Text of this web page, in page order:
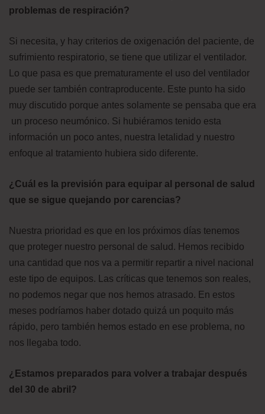
problemas de respiración?
Si necesita, y hay criterios de oxigenación del paciente, de
sufrimiento respiratorio, se tiene que utilizar el ventilador.
Lo que pasa es que prematuramente el uso del ventilador
puede ser también contraproducente. Este punto ha sido
muy discutido porque antes solamente se pensaba que era
un proceso neumónico. Si hubiéramos tenido esta
información un poco antes, nuestra letalidad y nuestro
enfoque al tratamiento hubiera sido diferente.
¿Cuál es la previsión para equipar al personal de salud
que se sigue quejando por carencias?
Nuestra prioridad es que en los próximos días tenemos
que proteger nuestro personal de salud. Hemos recibido
una cantidad que nos va a permitir repartir a nivel nacional
este tipo de equipos. Las críticas que tenemos son reales,
no podemos negar que nos hemos atrasado. En estos
meses podríamos haber dotado quizá un poquito más
rápido, pero también hemos estado en ese problema, no
nos llegaba todo.
¿Estamos preparados para volver a trabajar después
del 30 de abril?